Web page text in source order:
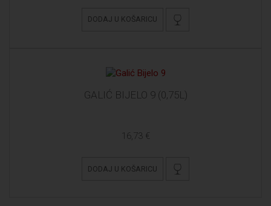
DODAJ U KOŠARICU
GALIĆ BIJELO 9 (0,75L)
16,73 €
DODAJ U KOŠARICU